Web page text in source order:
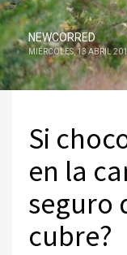
NEWCORRED
MIÉRCOLES, 13 ABRIL
Si
en la
seguro
cubre?